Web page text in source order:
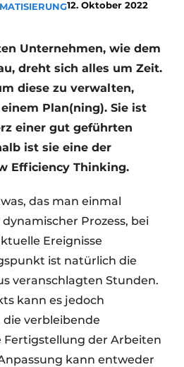
registrieren
12. Oktober 2022
Unternehmen, wie dem
dreht sich alles um Zeit.
diese zu verwalten,
Plan(ning). Sie ist
einer gut geführten
ist sie eine der
Efficiency Thinking.
das man einmal
Prozess, bei
Ereignisse
ist natürlich die
veranschlagten Stunden.
kann es jedoch
verbleibende
Fertigstellung der Arbeiten
kann entweder